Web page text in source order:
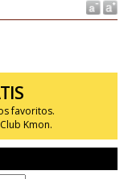
favoritos.
Kmon.